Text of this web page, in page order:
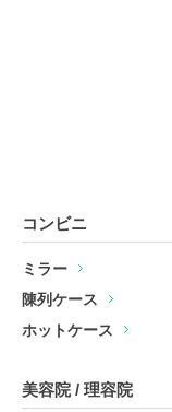
コンビニ
ミラー
陳列ケース
ホットケース
美容院 / 理容院